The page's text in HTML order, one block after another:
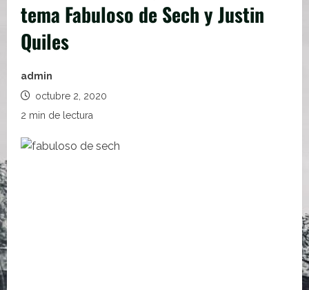
tema Fabuloso de Sech y Justin
Quiles
admin
octubre 2, 2020
2 min de lectura